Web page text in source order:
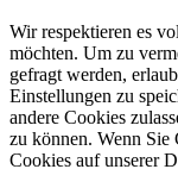
Wir respektieren es
möchten. Um zu
gefragt werden,
Einstellungen zu
andere Cookies
zu können. Wenn Sie
Cookies auf unserer